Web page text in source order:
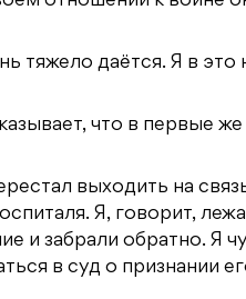
тяжело даётся. Я в это
что в первые же
выходить на
Я, говорит,
и забрали обратно. Я
в суд о признании